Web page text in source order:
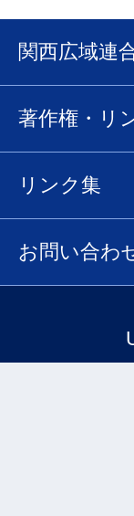
関西広域連
著作権・リ
リンク集
お問い合わ